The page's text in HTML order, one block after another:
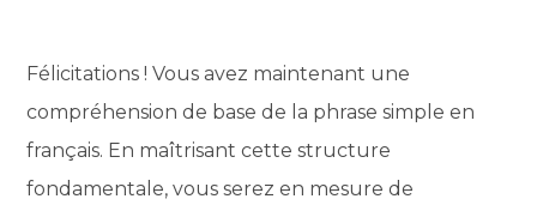
Félicitations ! Vous avez maintenant une
compréhension de base de la phrase simple en
français. En maîtrisant cette structure
fondamentale, vous serez en mesure de